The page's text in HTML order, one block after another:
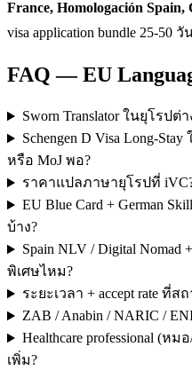
France, Homologación
visa application bundle 25-50 วั
FAQ — EU
Sworn Translator ในยุโรป
Schengen D Visa Long-
หรือ MoJ พอ?
ราคาแปลภาษายุโรปที่
EU Blue Card + German
บ้าง?
Spain NLV / Digital Nomad
พิเศษไหม?
ระยะเวลา + accept rate ที่
ZAB / Anabin / NARIC /
Healthcare professional (
เพิ่ม?